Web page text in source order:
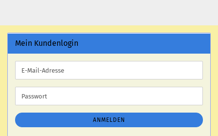
Mein Kundenlogin
E-
Mail-
Adresse
Passwort
ANMELDEN